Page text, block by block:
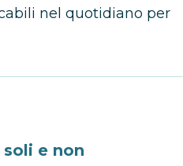
nel quotidiano per
e non